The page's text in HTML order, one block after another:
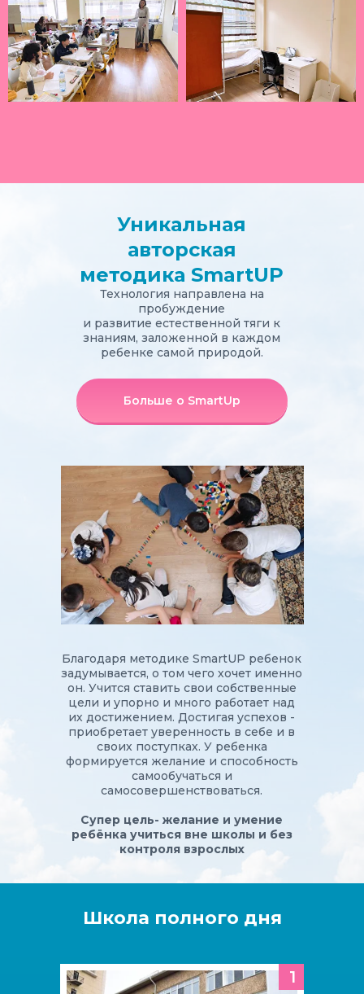
Уникальная
авторская
методика SmartUP
Технология направлена на
пробуждение
и развитие естественной тяги к
знаниям, заложенной в каждом
ребенке самой природой.
Больше о SmartUp
Благодаря методике SmartUP ребенок
задумывается, о том чего хочет именно
он. Учится ставить свои собственные
цели и упорно и много работает над
их достижением. Достигая успехов -
приобретает уверенность в себе и в
своих поступках. У ребенка
формируется желание и способность
самообучаться и
самосовершенствоваться.
Супер цель- желание и умение
ребёнка учиться вне школы и без
контроля взрослых
Школа полного дня
1